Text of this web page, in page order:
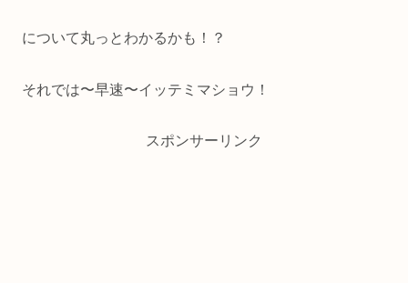
について丸っとわかるかも！？
それでは〜早速〜イッテミマショウ！
スポンサーリンク